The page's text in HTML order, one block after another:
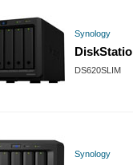
Synology
DS620SLIM
Synology